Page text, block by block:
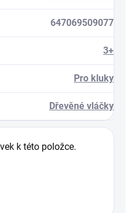
647069509077
3+
Pro kluky
Dřevěné vláčky
k této položce.